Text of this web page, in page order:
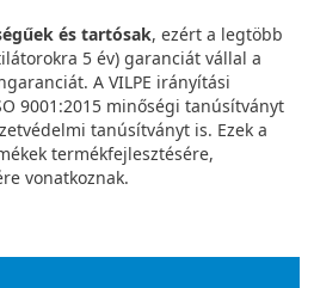
és tartósak, ezért a legtöbb
5 év) garanciát vállal a
A VILPE irányítási
9001:2015 minőségi tanúsítványt
tanúsítványt is. Ezek a
termékfejlesztésére,
vonatkoznak.